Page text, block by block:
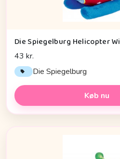
43 kr.
Die Spiegelburg
Køb nu